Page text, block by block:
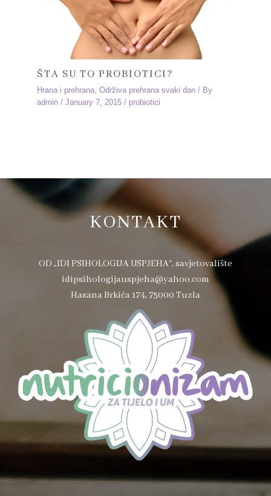
ŠTA SU TO PROBIOTICI?
Hrana i prehrana ,Održiva prehrana svaki dan / By
admin/January 7, 2015/ probiotici
KONTAKT
OD „IDI PSIHOLOGIJA USPJEHA“, savjetovalište
idipsihologijauspjeha@yahoo.com
Hasana Brkića 174, 75000 Tuzla